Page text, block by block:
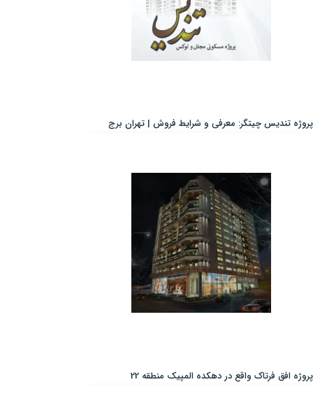
پروژه تندیس چیتگر: معرفی و شرایط فروش | تهران برج
پروژه افق فرتاک واقع در دهکده المپیک منطقه 22